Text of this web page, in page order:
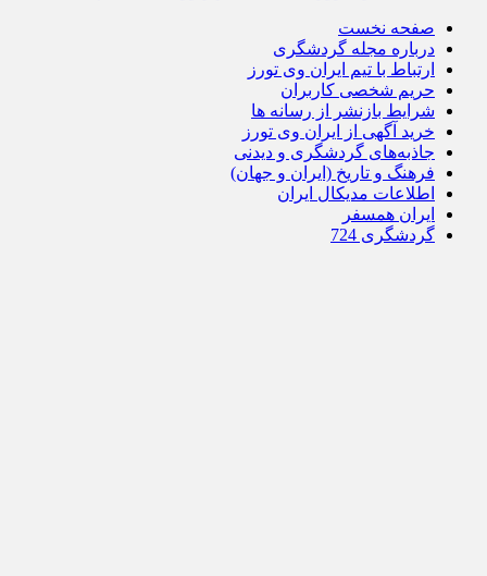
صفحه نخست
درباره مجله گردشگری
ارتباط با تیم ایران وی تورز
حریم شخصی کاربران
شرایط بازنشر از رسانه ها
خرید آگهی از ایران وی تورز
جاذبه‌های گردشگری و دیدنی
فرهنگ و تاریخ (ایران و جهان)
اطلاعات مدیکال ایران
ایران همسفر
گردشگری 724